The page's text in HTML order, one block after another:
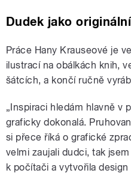
Dudek jako
Práce Hany Krauseové je
ilustrací na obálkách knih,
šátcích, a končí ručně
„Inspiraci hledám hlavně v
graficky dokonalá.
si přece říká o grafické
velmi zaujali dudci, tak
k počítači a vytvořila